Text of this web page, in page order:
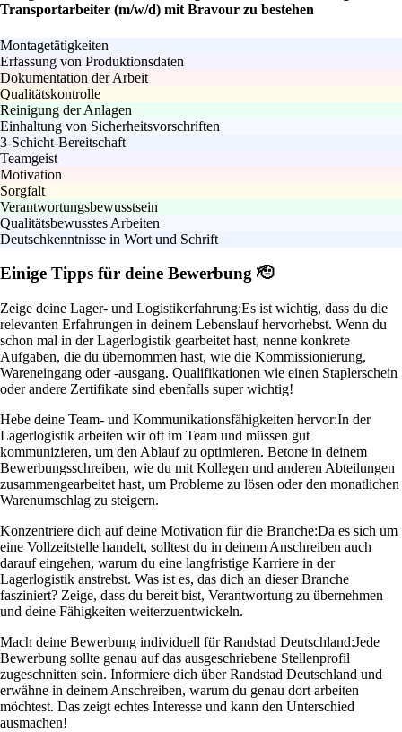
Transportarbeiter (m/w/d) mit Bravour zu bestehen
Montagetätigkeiten
Erfassung von Produktionsdaten
Dokumentation der Arbeit
Qualitätskontrolle
Reinigung der Anlagen
Einhaltung von Sicherheitsvorschriften
3-Schicht-Bereitschaft
Teamgeist
Motivation
Sorgfalt
Verantwortungsbewusstsein
Qualitätsbewusstes Arbeiten
Deutschkenntnisse in Wort und Schrift
Einige Tipps für deine Bewerbung 🫡
Zeige deine Lager- und Logistikerfahrung:Es ist wichtig, dass du die
relevanten Erfahrungen in deinem Lebenslauf hervorhebst. Wenn du
schon mal in der Lagerlogistik gearbeitet hast, nenne konkrete
Aufgaben, die du übernommen hast, wie die Kommissionierung,
Wareneingang oder -ausgang. Qualifikationen wie einen Staplerschein
oder andere Zertifikate sind ebenfalls super wichtig!
Hebe deine Team- und Kommunikationsfähigkeiten hervor:In der
Lagerlogistik arbeiten wir oft im Team und müssen gut
kommunizieren, um den Ablauf zu optimieren. Betone in deinem
Bewerbungsschreiben, wie du mit Kollegen und anderen Abteilungen
zusammengearbeitet hast, um Probleme zu lösen oder den monatlichen
Warenumschlag zu steigern.
Konzentriere dich auf deine Motivation für die Branche:Da es sich um
eine Vollzeitstelle handelt, solltest du in deinem Anschreiben auch
darauf eingehen, warum du eine langfristige Karriere in der
Lagerlogistik anstrebst. Was ist es, das dich an dieser Branche
fasziniert? Zeige, dass du bereit bist, Verantwortung zu übernehmen
und deine Fähigkeiten weiterzuentwickeln.
Mach deine Bewerbung individuell für Randstad Deutschland:Jede
Bewerbung sollte genau auf das ausgeschriebene Stellenprofil
zugeschnitten sein. Informiere dich über Randstad Deutschland und
erwähne in deinem Anschreiben, warum du genau dort arbeiten
möchtest. Das zeigt echtes Interesse und kann den Unterschied
ausmachen!